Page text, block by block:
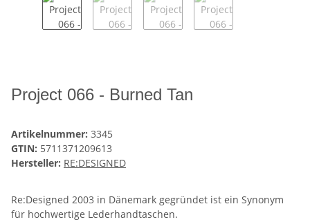
Project 066 - Burned Tan
Artikelnummer: 3345
GTIN: 5711371209613
Hersteller: RE:DESIGNED
Re:Designed 2003 in Dänemark gegründet ist ein Synonym
für hochwertige Lederhandtaschen.